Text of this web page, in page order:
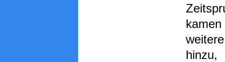
hinzu,